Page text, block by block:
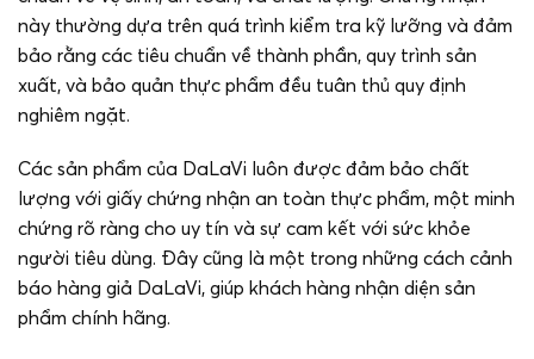
này thường dựa trên quá trình kiểm tra kỹ lưỡng và đảm
bảo rằng các tiêu chuẩn về thành phần, quy trình sản
xuất, và bảo quản thực phẩm đều tuân thủ quy định
nghiêm ngặt.
Các sản phẩm của DaLaVi luôn được đảm bảo chất
lượng với giấy chứng nhận an toàn thực phẩm, một minh
chứng rõ ràng cho uy tín và sự cam kết với sức khỏe
người tiêu dùng. Đây cũng là một trong những cách cảnh
báo hàng giả DaLaVi, giúp khách hàng nhận diện sản
phẩm chính hãng.